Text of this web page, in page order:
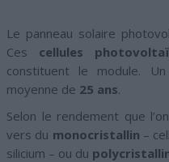
Le panneau solaire
Ces cellules
constituent le module. Un
moyenne de 25 ans.
Selon le rendement que
vers du monocristallin –
silicium – ou du